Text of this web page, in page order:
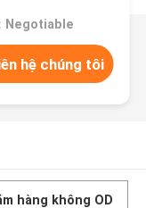
Negotiable
hệ chúng tôi
hàng không OD